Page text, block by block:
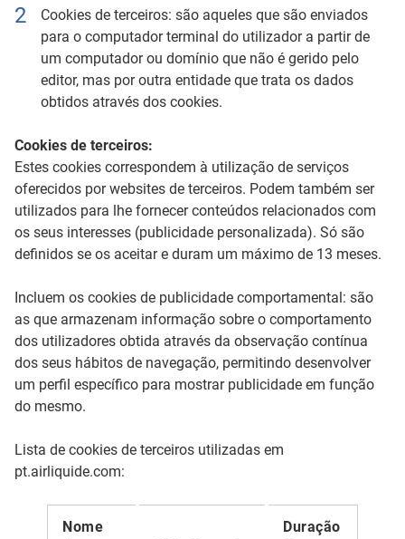
Cookies de terceiros: são aqueles que são enviados
para o computador terminal do utilizador a partir de
um computador ou domínio que não é gerido pelo
editor, mas por outra entidade que trata os dados
obtidos através dos cookies.
Cookies de terceiros:
Estes cookies correspondem à utilização de serviços
oferecidos por websites de terceiros. Podem também ser
utilizados para lhe fornecer conteúdos relacionados com
os seus interesses (publicidade personalizada). Só são
definidos se os aceitar e duram um máximo de 13 meses.
Incluem os cookies de publicidade comportamental: são
as que armazenam informação sobre o comportamento
dos utilizadores obtida através da observação contínua
dos seus hábitos de navegação, permitindo desenvolver
um perfil específico para mostrar publicidade em função
do mesmo.
Lista de cookies de terceiros utilizadas em
pt.airliquide.com:
Nome
Duração